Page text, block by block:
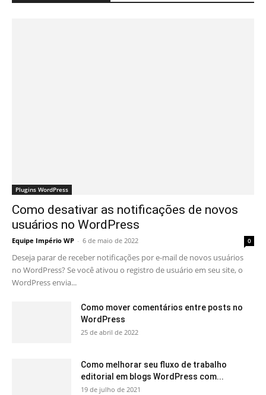
Plugins WordPress
Como desativar as notificações de novos
usuários no WordPress
Equipe Império WP - 6 de maio de 2022 0
Deseja parar de receber notificações por e-mail de novos usuários
no WordPress? Se você ativou o registro de usuário em seu site, o
WordPress envia...
Como mover comentários entre posts no
WordPress
25 de abril de 2022
Como melhorar seu fluxo de trabalho
editorial em blogs WordPress com...
19 de julho de 2021